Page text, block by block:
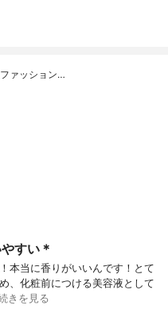
ァッション…
すい＊
本当に香りがいいんです！とて
、化粧前につける美容液として
きを見る